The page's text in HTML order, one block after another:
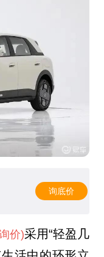
询底价
价)采用“轻盈几